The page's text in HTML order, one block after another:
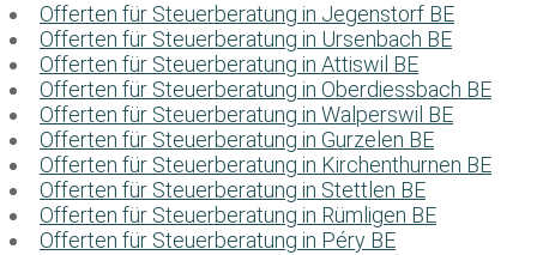
Offerten für Steuerberatung in Jegenstorf BE
Offerten für Steuerberatung in Ursenbach BE
Offerten für Steuerberatung in Attiswil BE
Offerten für Steuerberatung in Oberdiessbach BE
Offerten für Steuerberatung in Walperswil BE
Offerten für Steuerberatung in Gurzelen BE
Offerten für Steuerberatung in Kirchenthurnen BE
Offerten für Steuerberatung in Stettlen BE
Offerten für Steuerberatung in Rümligen BE
Offerten für Steuerberatung in Péry BE